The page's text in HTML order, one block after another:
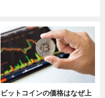
ビットコインの価格はなぜ上